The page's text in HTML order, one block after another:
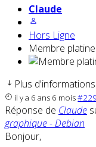
Claude
Hors Ligne
Membre platine
Plus d'informations
il y a 6 ans 6 mois
Réponse de Claude
graphique - Debian
Bonjour,